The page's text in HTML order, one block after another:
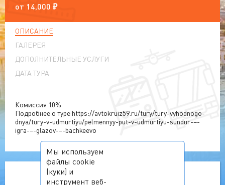
от 14,000 ₽
ОПИСАНИЕ
ГАЛЕРЕЯ
ДОПОЛНИТЕЛЬНЫЕ УСЛУГИ
ДАТА ТУРА
Комиссия 10%
Подробнее о туре https://avtokruiz59.ru/tury/tury-vyhodnogo-
dnya/tury-v-udmurtiyu/pelmennyy-put-v-udmurtiyu-sundur-–-
igra-–-glazov-–-bachkeevo
Мы используем
файлы cookie
(куки) и
инструмент веб-